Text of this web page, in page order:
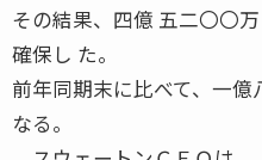
その結果、四億 五二〇〇
確保し た。
前年同期末に比べて、一
なる。